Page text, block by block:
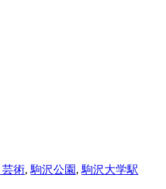
術, 駒沢公園 , 駒沢大学駅